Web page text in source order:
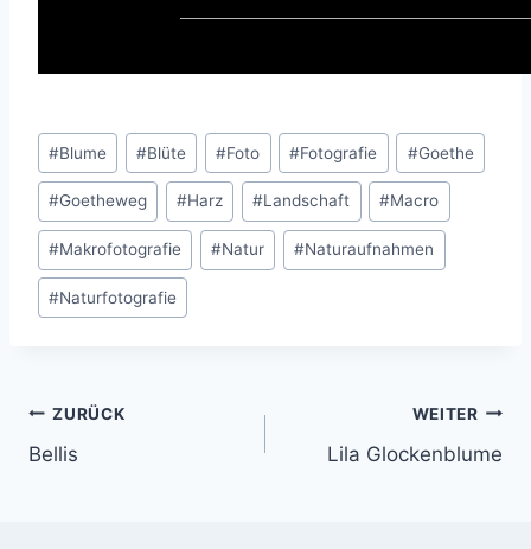
Schlagworte:
#Blume #Blüte #Foto #Fotografie #Goethe
#Goetheweg #Harz #Landschaft #Macro
#Makrofotografie #Natur #Naturaufnahmen
#Naturfotografie
Beitragsnavigation
ZURÜCK
Bellis
WEITER
Lila Glockenblume